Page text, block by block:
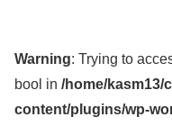
Warning: Trying to
bool in /home/kasm13/
content/plugins/wp-